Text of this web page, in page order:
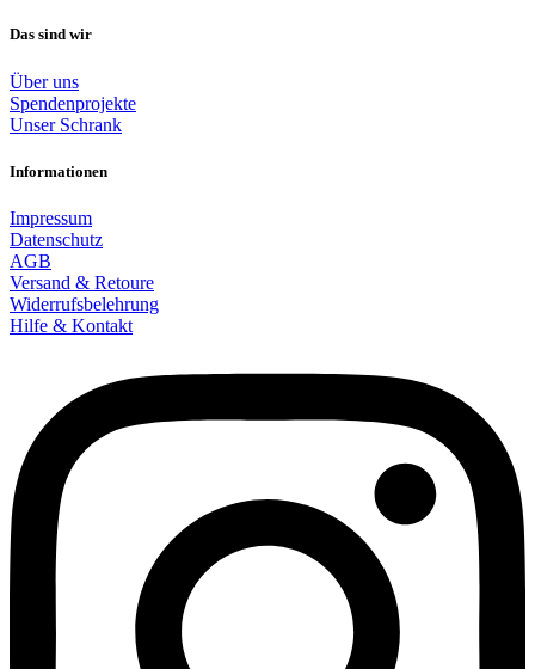
Das sind wir
Über uns
Spendenprojekte
Unser Schrank
Informationen
Impressum
Datenschutz
AGB
Versand & Retoure
Widerrufsbelehrung
Hilfe & Kontakt